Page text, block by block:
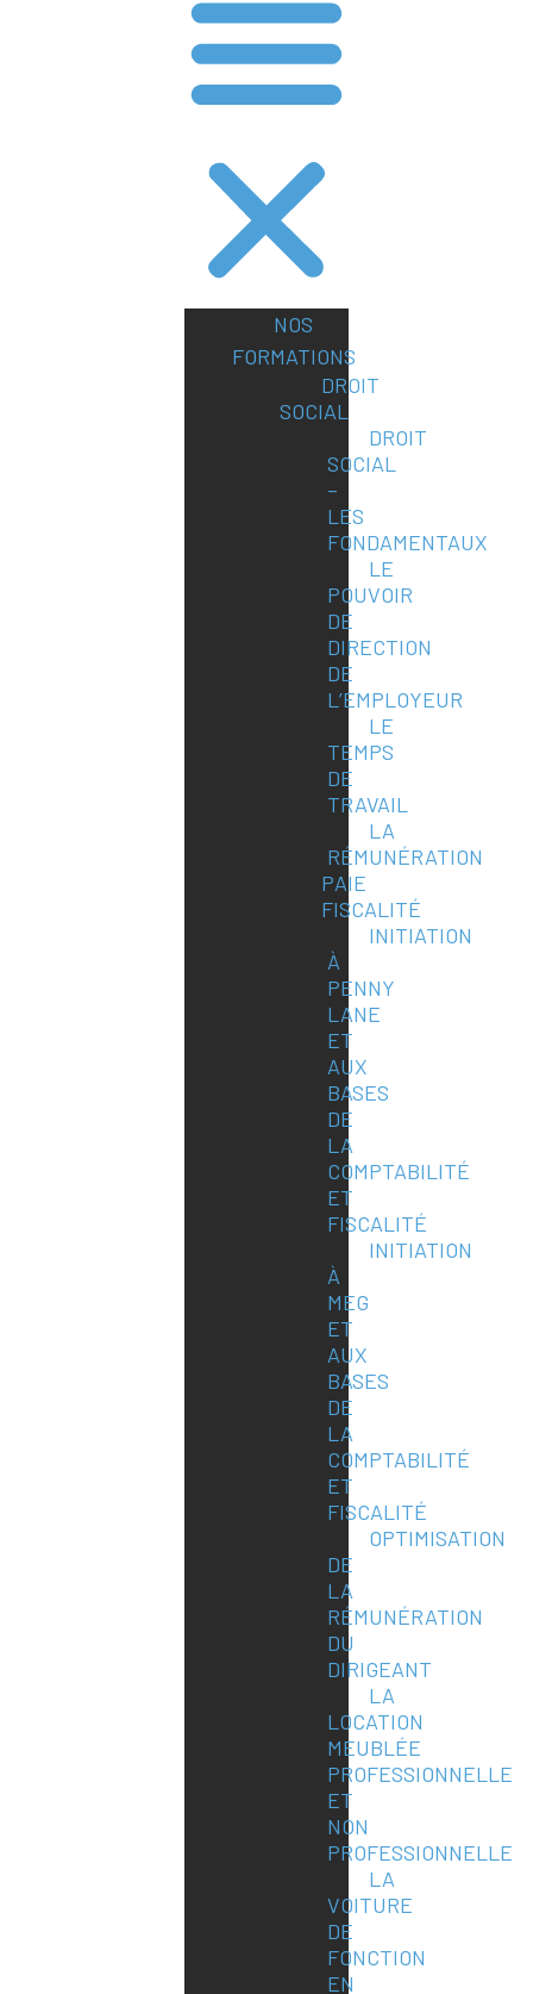
NOS
FORMATIONS
DROIT
SOCIAL
DROIT
SOCIAL
–
LES
FONDAMENTAUX
LE
POUVOIR
DE
DIRECTION
DE
L’EMPLOYEUR
LE
TEMPS
DE
TRAVAIL
LA
RÉMUNÉRATION
PAIE
FISCALITÉ
INITIATION
À
PENNY
LANE
ET
AUX
BASES
DE
LA
COMPTABILITÉ
ET
FISCALITÉ
INITIATION
À
MEG
ET
AUX
BASES
DE
LA
COMPTABILITÉ
ET
FISCALITÉ
OPTIMISATION
DE
LA
RÉMUNÉRATION
DU
DIRIGEANT
LA
LOCATION
MEUBLÉE
PROFESSIONNELLE
ET
NON
PROFESSIONNELLE
LA
VOITURE
DE
FONCTION
EN